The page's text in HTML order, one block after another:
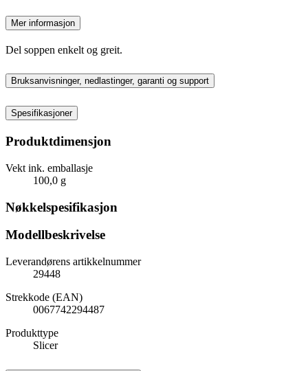
Mer informasjon
Del soppen enkelt og greit.
Bruksanvisninger, nedlastinger, garanti og support
Spesifikasjoner
Produktdimensjon
Vekt ink. emballasje
100,0 g
Nøkkelspesifikasjon
Modellbeskrivelse
Leverandørens artikkelnummer
29448
Strekkode (EAN)
0067742294487
Produkttype
Slicer